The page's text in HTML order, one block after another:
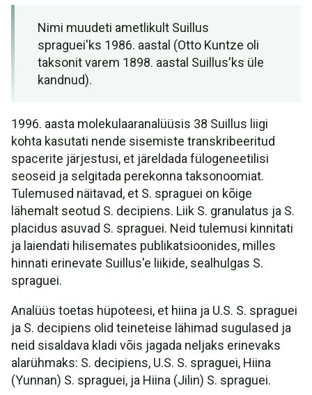
Nimi muudeti ametlikult Suillus
spraguei'ks 1986. aastal (Otto Kuntze oli
taksonit varem 1898. aastal Suillus'ks üle
kandnud).
1996. aasta molekulaaranalüüsis 38 Suillus liigi
kohta kasutati nende sisemiste transkribeeritud
spacerite järjestusi, et järeldada fülogeneetilisi
seoseid ja selgitada perekonna taksonoomiat.
Tulemused näitavad, et S. spraguei on kõige
lähemalt seotud S. decipiens. Liik S. granulatus ja S.
placidus asuvad S. spraguei. Neid tulemusi kinnitati
ja laiendati hilisemates publikatsioonides, milles
hinnati erinevate Suillus'e liikide, sealhulgas S.
spraguei.
Analüüs toetas hüpoteesi, et hiina ja U.S. S. spraguei
ja S. decipiens olid teineteise lähimad sugulased ja
neid sisaldava kladi võis jagada neljaks erinevaks
alarühmaks: S. decipiens, U.S. S. spraguei, Hiina
(Yunnan) S. spraguei, ja Hiina (Jilin) S. spraguei.